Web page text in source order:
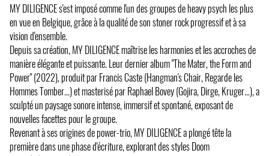
MY DILIGENCE s'est imposé comme l'un des groupes de heavy psych les plus
en vue en Belgique, grâce à la qualité de son stoner rock progressif et à sa
vision d'ensemble.
Depuis sa création, MY DILIGENCE maîtrise les harmonies et les accroches de
manière élégante et puissante. Leur dernier album "The Mater, the Form and
Power" (2022), produit par Francis Caste (Hangman's Chair, Regarde les
Hommes Tomber...) et masterisé par Raphael Bovey (Gojira, Dirge, Kruger...), a
sculpté un paysage sonore intense, immersif et spontané, exposant de
nouvelles facettes pour le groupe.
Revenant à ses origines de power-trio, MY DILIGENCE a plongé tête la
première dans une phase d'écriture, explorant des styles Doom